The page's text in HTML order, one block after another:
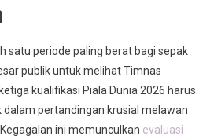
satu periode paling berat bagi sepak
publik untuk melihat Timnas
kualifikasi Piala Dunia 2026 harus
dalam pertandingan krusial melawan
ini memunculkan evaluasi